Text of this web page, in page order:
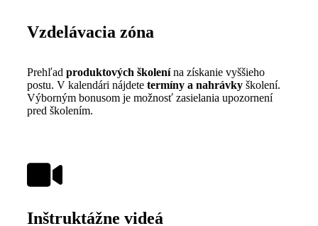
Vzdelávacia zóna
Prehľad produktových školenína získanie vyššieho
postu. V kalendári nájdete termíny a nahrávky školení.
Výborným bonusom je možnosť zasielania upozornení
pred školením.
Inštruktážne videá